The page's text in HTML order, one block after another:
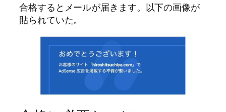
合格するとメールが届きます。以下の画像が
貼られていた。